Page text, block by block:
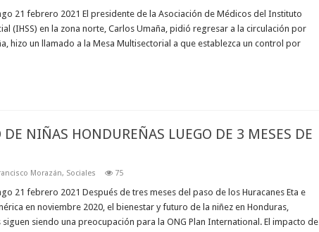
21 febrero 2021 El presidente de la Asociación de Médicos del Instituto
(IHSS) en la zona norte, Carlos Umaña, pidió regresar a la circulación por
hizo un llamado a la Mesa Multisectorial a que establezca un control por
NIÑAS HONDUREÑAS LUEGO DE 3 MESES DE
Morazán, Sociales 75
21 febrero 2021 Después de tres meses del paso de los Huracanes Eta e
en noviembre 2020, el bienestar y futuro de la niñez en Honduras,
siendo una preocupación para la ONG Plan International. El impacto de